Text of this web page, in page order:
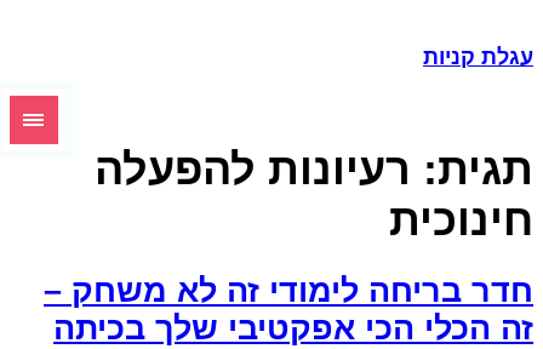
קניות
רעיונות להפעלה
בריחה לימודי זה לא משחק –
הכלי הכי אפקטיבי שלך בכיתה